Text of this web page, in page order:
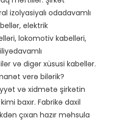
izolyasiyalı odadavamlı
elektrik
lokomotiv kabelləri,
və digər xüsusi kabellər.
verə bilərik?
və xidmətə şirkətin
baxır. Fabrikə daxil
çıxan hazır məhsula